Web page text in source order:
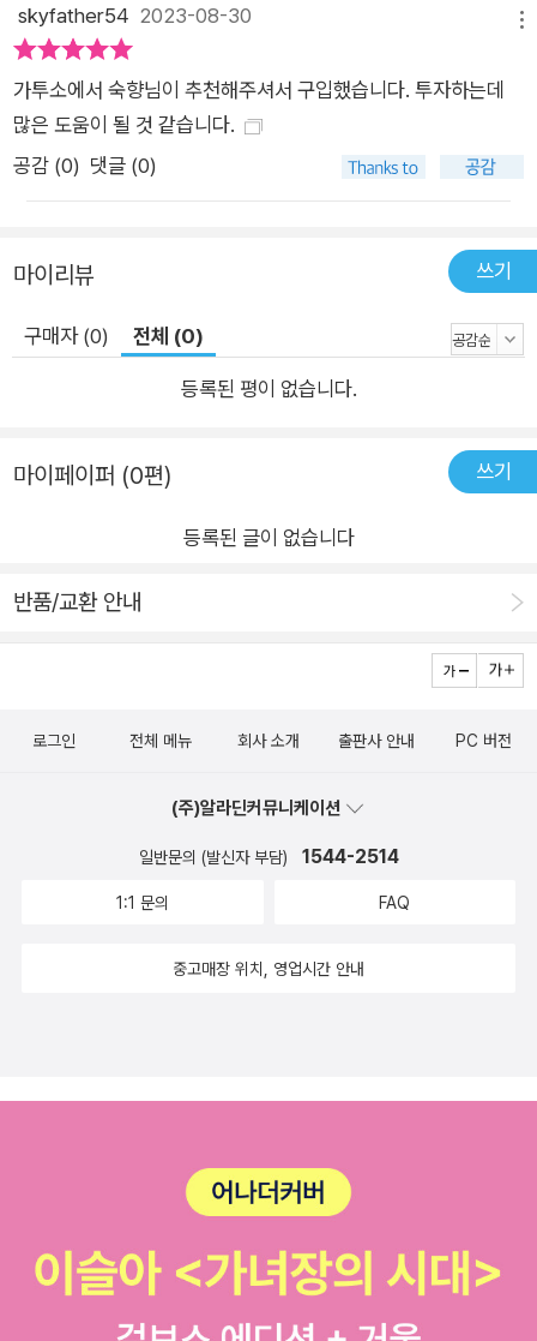
skyfather54 2023-08-30
가투소에서 숙향님이 추천해주셔서 구입했습니다. 투자하는데
많은 도움이 될 것 같습니다.
공감 (0) 댓글 (0)
마이리뷰 쓰기
구매자 (0) 전체 (0)
등록된 평이 없습니다.
마이페이퍼 (0편) 쓰기
등록된 글이 없습니다
반품/교환 안내
로그인 전체 메뉴 회사 소개 출판사 안내 PC 버전
(주)알라딘커뮤니케이션
일반문의 (발신자 부담) 1544-2514
1:1 문의 FAQ
중고매장 위치, 영업시간 안내